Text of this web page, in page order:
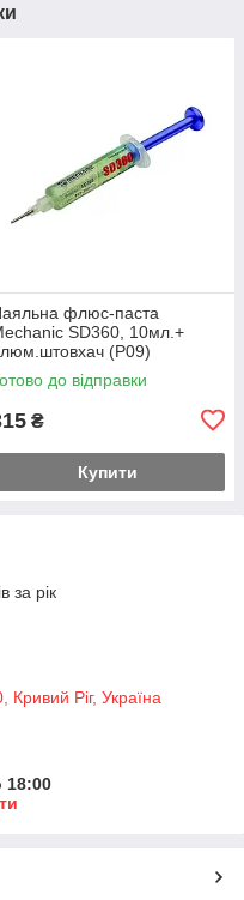
флюс-паста
SD360, 10мл.+
(Р09)
до відправки
₴
Купити
за рік
Ріг, Україна
18:00